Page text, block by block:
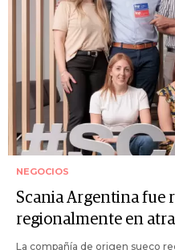
NEGOCIOS
Scania Argentina fue
regionalmente en
La compañía de origen sueco